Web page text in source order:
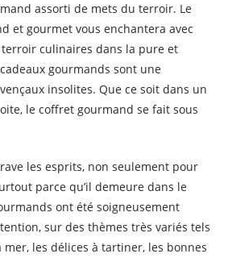
assorti de mets du terroir. Le
et gourmet vous enchantera avec
culinaires dans la pure et
gourmands sont une
insolites. Que ce soit dans un
le coffret gourmand se fait sous
les esprits, non seulement pour
parce qu’il demeure dans le
ont été soigneusement
sur des thèmes très variés tels
les délices à tartiner, les bonnes